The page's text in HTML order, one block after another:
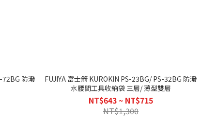
72BG 防潑
FUJIYA 富士箭 KUROKIN PS-23BG/ PS-32BG 防潑
水腰間工具收納袋 三層/ 薄型雙層
NT$643 ~ NT$715
NT$1,300